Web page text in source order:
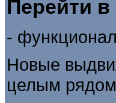
Перейти
-
Новые
целым